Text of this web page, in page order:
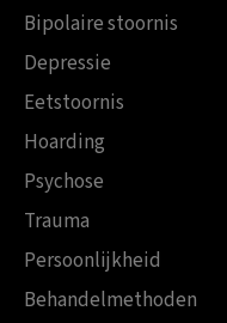
Bipolaire stoornis
Depressie
Eetstoornis
Hoarding
Psychose
Trauma
Persoonlijkheid
Behandelmethoden